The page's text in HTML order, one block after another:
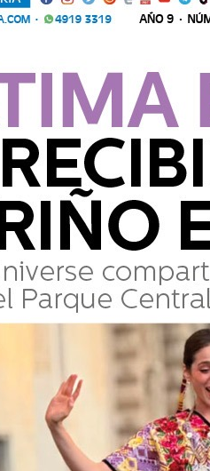
Y SALCAJÁ DEJAN
contra el Desarrollo Criminal
en las zonas 1, 3, 7 y 9 de
contra el Desarrollo
en las zonas 1, 3, 7
Q30 MIL EN UNA CAJA
en Investigación Criminal
en
en Investigación
señalado de participar en ...
53 % DE LOS HECHOS DE
Nacional Civil (PNC)
de tránsito
Nacional Civil (PNC)
de hechos de tránsito
DE PRESUNTOS